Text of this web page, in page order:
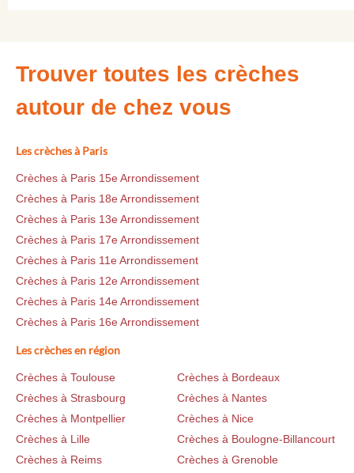
Trouver toutes les crèches
autour de chez vous
Les crèches à Paris
Crèches à Paris 15e Arrondissement
Crèches à Paris 18e Arrondissement
Crèches à Paris 13e Arrondissement
Crèches à Paris 17e Arrondissement
Crèches à Paris 11e Arrondissement
Crèches à Paris 12e Arrondissement
Crèches à Paris 14e Arrondissement
Crèches à Paris 16e Arrondissement
Les crèches en région
Crèches à Toulouse
Crèches à Bordeaux
Crèches à Strasbourg
Crèches à Nantes
Crèches à Montpellier
Crèches à Nice
Crèches à Lille
Crèches à Boulogne-Billancourt
Crèches à Reims
Crèches à Grenoble